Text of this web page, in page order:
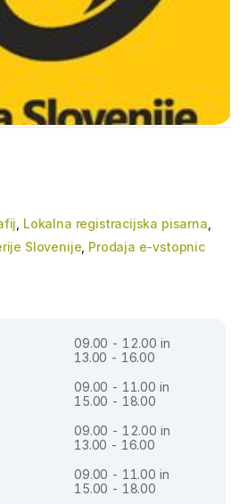
Lokalna registracijska pisarna
Slovenije Prodaja e-vstopnic
09.00 - 12.00 in
13.00 - 16.00
09.00 - 11.00 in
15.00 - 18.00
09.00 - 12.00 in
13.00 - 16.00
09.00 - 11.00 in
15.00 - 18.00